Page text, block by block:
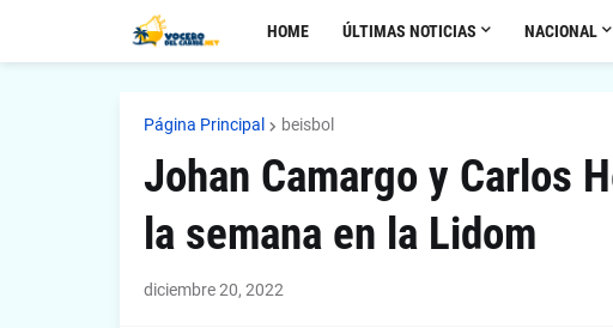
HOME ÚLTIMAS NOTICIAS NACIONAL
Página Principal beisbol
Johan Camargo y Carlos
la semana en la Lidom
diciembre 20, 2022